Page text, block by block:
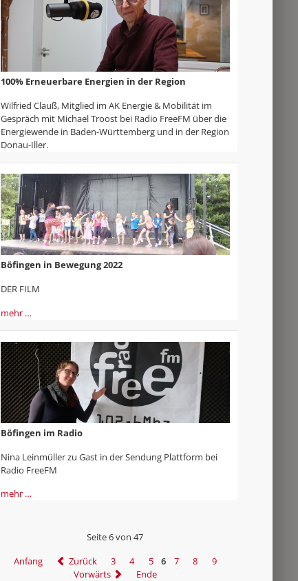
100% Erneuerbare Energien in der Region
Wilfried Clauß, Mitglied im AK Energie & Mobilität im
Gespräch mit Michael Troost bei Radio FreeFM über die
Energiewende in Baden-Württemberg und in der Region
Donau-Iller.
Böfingen in Bewegung 2022
DER FILM
mehr …
Böfingen im Radio
Nina Leinmüller zu Gast in der Sendung Plattform bei
Radio FreeFM
mehr …
Seite 6 von 47
Anfang
Zurück 3 4 5 6 7 8
9
Vorwärts
Ende